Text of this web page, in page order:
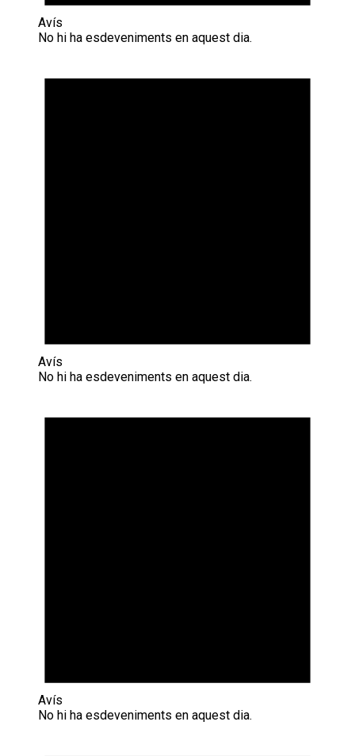
Avís
No hi ha esdeveniments en aquest dia.
Avís
No hi ha esdeveniments en aquest dia.
Avís
No hi ha esdeveniments en aquest dia.